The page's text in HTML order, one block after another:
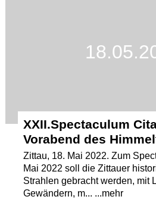
XXII.Spectaculum
Vorabend des
Zittau, 18. Mai 2022. Zum
Mai 2022 soll die Zittauer
Strahlen gebracht werden, mit
Gewändern, m... ...mehr